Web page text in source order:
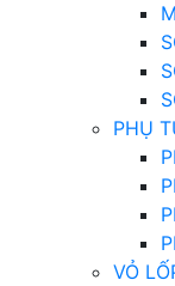
PHỤ
VỎ